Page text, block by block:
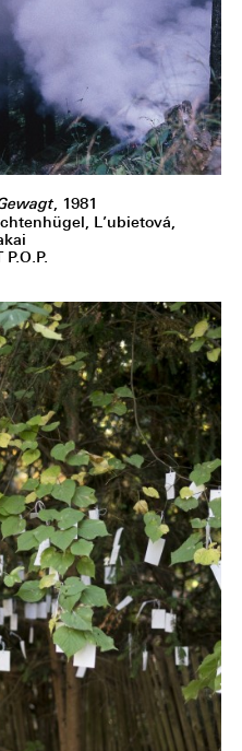
, 1981
L’ubietová,